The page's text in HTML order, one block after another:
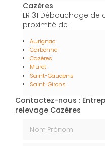
Cazères
LR 31 Débouchage
proximité de :
Aurignac
Carbonne
Cazères
Muret
Saint-Gaudens
Saint-Girons
Contactez-nous :
relevage Cazères